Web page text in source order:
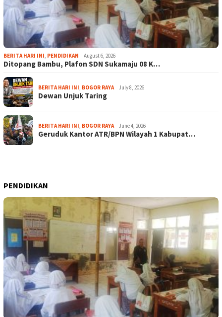
BERITA HARI INI, PENDIDIKAN August 6, 2026
Ditopang Bambu, Plafon SDN Sukamaju 08 K…
BERITA HARI INI, BOGOR RAYA July 8, 2026
Dewan Unjuk Taring
BERITA HARI INI, BOGOR RAYA June 4, 2026
Geruduk Kantor ATR/BPN Wilayah 1 Kabupat…
PENDIDIKAN